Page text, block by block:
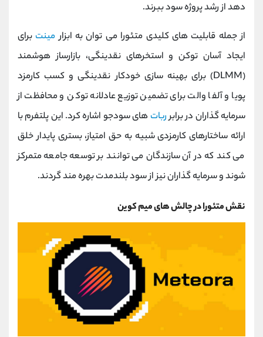
‌دهد از رشد پروژه سود ببرند.
از جمله قابلیت‌ های کلیدی متئورا می ‌توان به ابزارمینت برای
ایجاد آسان توکن و استخرهای نقدینگی، بازارساز هوشمند
(DLMM) برای بهینه ‌سازی خودکار نقدینگی و کسب کارمزد
پویا و آلفا والت برای تضمین توزیع عادلانه توکن و محافظت از
سرمایه ‌گذاران در برابرربات ‌های سودجو اشاره کرد. این پلتفرم با
ارائه ساختارهای کارمزدی شبیه به حق امتیاز، بستری پایدار خلق
می کند که در آن سازندگان می ‌توانند بر توسعه جامعه متمرکز
شوند و سرمایه ‌گذاران نیز از سود بلندمدت بهره ‌مند گردند.
نقش متئورا در چالش های میم کوین